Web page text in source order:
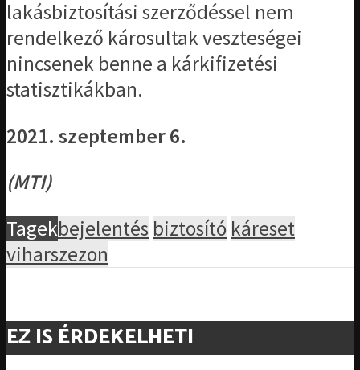
lakásbiztosítási szerződéssel nem
rendelkező károsultak veszteségei
nincsenek benne a kárkifizetési
statisztikákban.
2021. szeptember 6.
(MTI)
Tagekbejelentés biztosító káreset
viharszezon
EZ IS ÉRDEKELHETI